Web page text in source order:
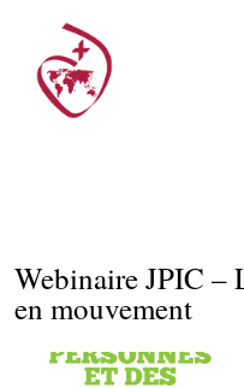
Webinaire JPIC –
en mouvement